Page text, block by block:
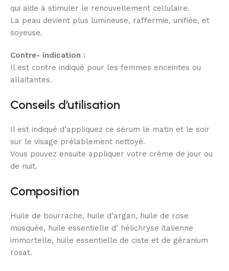
qui aide à stimuler le renouvellement cellulaire.
La peau devient plus lumineuse, raffermie, unifiée, et
soyeuse.
Contre- indication :
Il est contre indiqué pour les femmes enceintes ou
allaitantes.
Conseils d’utilisation
Il est indiqué d’appliquez ce sérum le matin et le soir
sur le visage prélablement nettoyé.
Vous pouvez ensuite appliquer votre crème de jour ou
de nuit.
Composition
Huile de bourrache, huile d’argan, huile de rose
musquée, huile essentielle d’ hélichryse italienne
immortelle, huile essentielle de ciste et de géranium
rosat.